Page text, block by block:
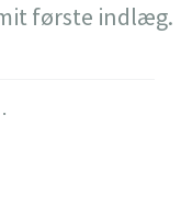
første indlæg.